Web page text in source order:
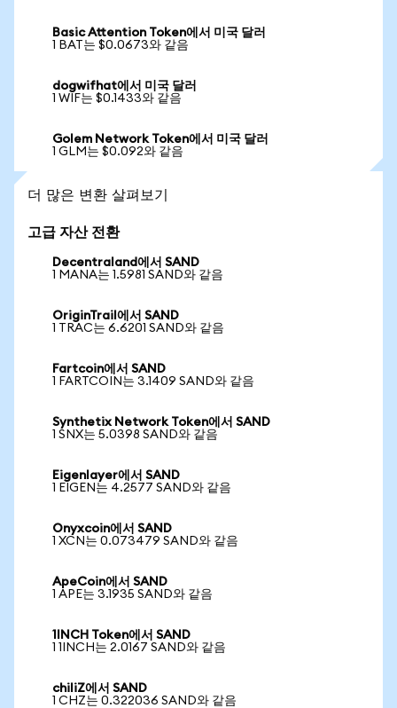
Basic Attention Token에서 미국 달러
1 BAT는 $0.0673와 같음
dogwifhat에서 미국 달러
1 WIF는 $0.1433와 같음
Golem Network Token에서 미국 달러
1 GLM는 $0.092와 같음
더 많은 변환 살펴보기
고급 자산 전환
Decentraland에서 SAND
1 MANA는 1.5981 SAND와 같음
OriginTrail에서 SAND
1 TRAC는 6.6201 SAND와 같음
Fartcoin에서 SAND
1 FARTCOIN는 3.1409 SAND와 같음
Synthetix Network Token에서 SAND
1 SNX는 5.0398 SAND와 같음
Eigenlayer에서 SAND
1 EIGEN는 4.2577 SAND와 같음
Onyxcoin에서 SAND
1 XCN는 0.073479 SAND와 같음
ApeCoin에서 SAND
1 APE는 3.1935 SAND와 같음
1INCH Token에서 SAND
1 1INCH는 2.0167 SAND와 같음
chiliZ에서 SAND
1 CHZ는 0.322036 SAND와 같음